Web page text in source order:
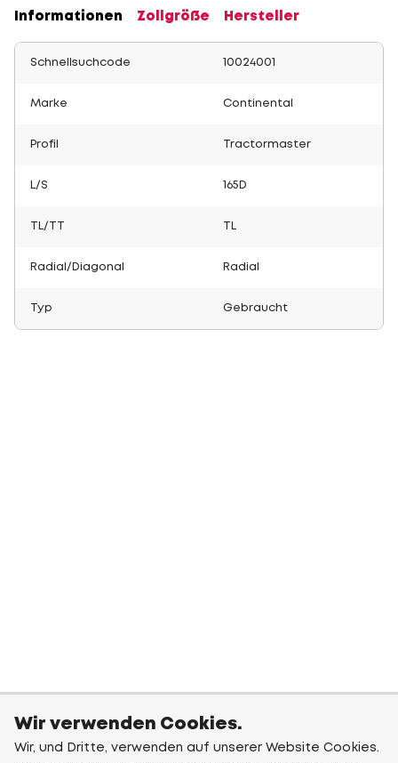
Informationen Zollgröße Hersteller
Schnellsuchcode 10024001
Marke Continental
Profil Tractormaster
L/S 165D
TL/TT
Radial/Diagonal Radial
Typ Gebraucht
Wir verwenden Cookies.
Wir, und Dritte, verwenden auf unserer Website Cookies.